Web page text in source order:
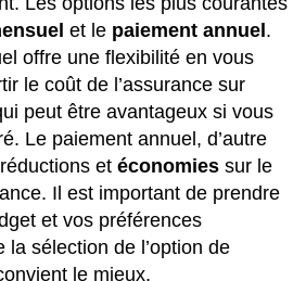
et le paiement annuel .
offre une flexibilité en vous
le coût de l’assurance sur
peut être avantageux si vous
Le paiement annuel, d’autre
et économies sur le
Il est important de prendre
et vos préférences
la sélection de l’option de
le mieux.